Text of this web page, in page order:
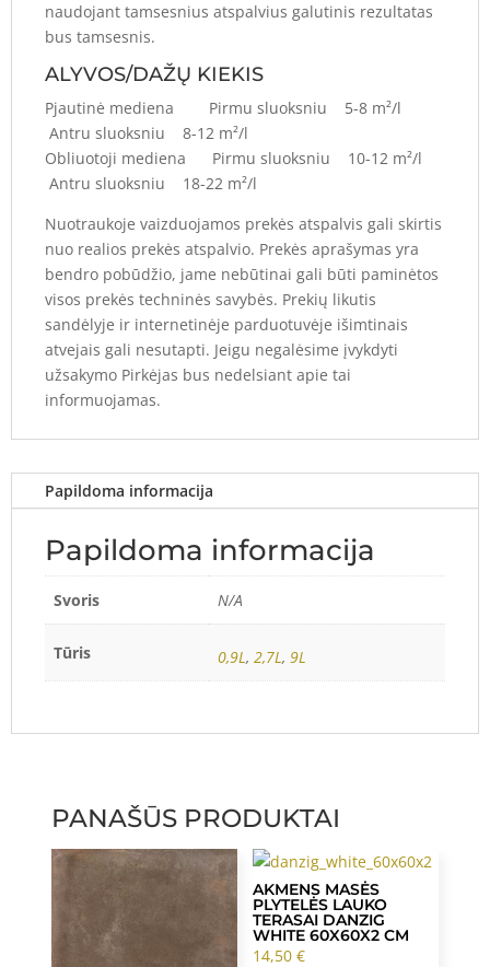
naudojant tamsesnius atspalvius galutinis rezultatas
bus tamsesnis.
ALYVOS/DAŽŲ KIEKIS
Pjautinė mediena Pirmu sluoksniu 5-8 m²/l
Antru sluoksniu 8-12 m²/l
Obliuotoji mediena Pirmu sluoksniu 10-12 m²/l
Antru sluoksniu 18-22 m²/l
Nuotraukoje vaizduojamos prekės atspalvis gali skirtis
nuo realios prekės atspalvio. Prekės aprašymas yra
bendro pobūdžio, jame nebūtinai gali būti paminėtos
visos prekės techninės savybės. Prekių likutis
sandėlyje ir internetinėje parduotuvėje išimtinais
atvejais gali nesutapti. Jeigu negalėsime įvykdyti
užsakymo Pirkėjas bus nedelsiant apie tai
informuojamas.
Papildoma informacija
Papildoma informacija
Svoris N/A
Tūris 0,9L,2,7L,9L
PANAŠŪS PRODUKTAI
AKMENS MASĖS
PLYTELĖS LAUKO
TERASAI DANZIG
WHITE 60X60X2 CM
14,50€